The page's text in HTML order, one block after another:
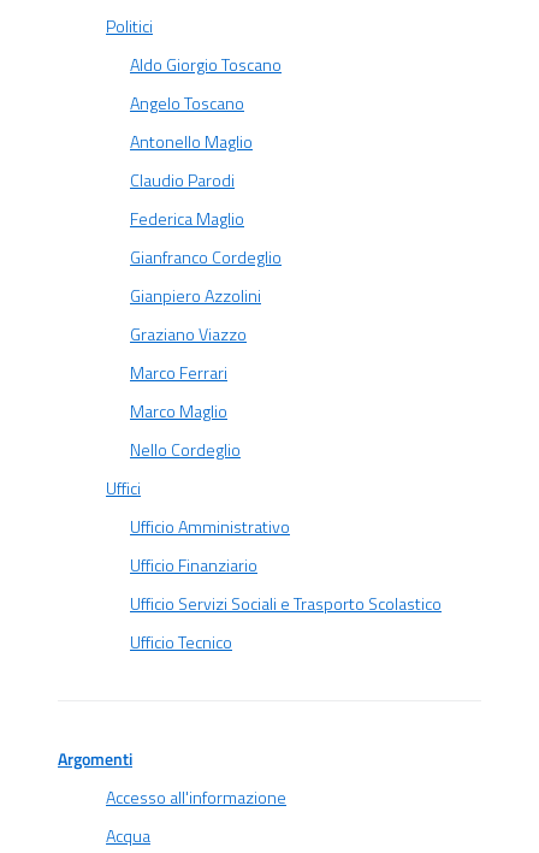
Politici
Aldo Giorgio Toscano
Angelo Toscano
Antonello Maglio
Claudio Parodi
Federica Maglio
Gianfranco Cordeglio
Gianpiero Azzolini
Graziano Viazzo
Marco Ferrari
Marco Maglio
Nello Cordeglio
Uffici
Ufficio Amministrativo
Ufficio Finanziario
Ufficio Servizi Sociali e Trasporto Scolastico
Ufficio Tecnico
Argomenti
Accesso all'informazione
Acqua